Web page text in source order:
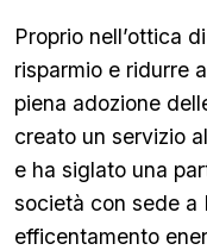
Proprio nell’ottica
risparmio e ridurre
piena adozione
creato un servizio
e ha siglato una
società con sede a
efficentamento